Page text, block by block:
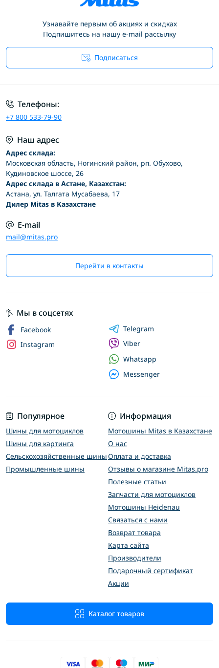
Узнавайте первым об акциях и скидках
Подпишитесь на нашу e-mail рассылку
Подписаться
Телефоны:
+7 800 533-79-90
Наш адрес
Адрес склада:
Московская область, Ногинский район, рп. Обухово,
Кудиновское шоссе, 26
Адрес склада в Астане, Казахстан:
Астана, ул. Талгата Мусабаева, 17
Дилер Mitas в Казахстане
E-mail
mail@mitas.pro
Перейти в контакты
Популярное
Шины для мотоциклов
Шины для картинга
Сельскохозяйственные шины
Промышленные шины
Информация
Мотошины Mitas в Казахстане
О нас
Оплата и доставка
Отзывы о магазине Mitas.pro
Полезные статьи
Запчасти для мотоциклов
Мотошины Heidenau
Связаться с нами
Возврат товара
Карта сайта
Производители
Подарочный сертификат
Акции
Каталог товаров
Мы в соцсетях
Facebook
Instagram
Telegram
Viber
Whatsapp
Messenger